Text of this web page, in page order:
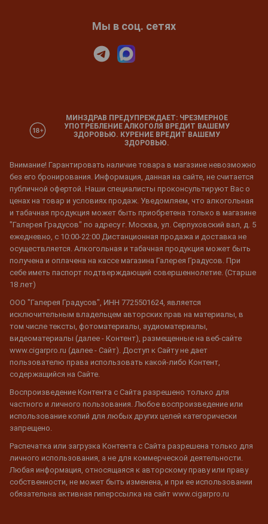
Мы в соц. сетях
МИНЗДРАВ ПРЕДУПРЕЖДАЕТ: ЧРЕЗМЕРНОЕ
УПОТРЕБЛЕНИЕ АЛКОГОЛЯ ВРЕДИТ ВАШЕМУ
ЗДОРОВЬЮ. КУРЕНИЕ ВРЕДИТ ВАШЕМУ
ЗДОРОВЬЮ.
Внимание! Гарантировать наличие товара в магазине невозможно
без его бронирования. Информация, данная на сайте, не считается
публичной офертой. Наши специалисты проконсультируют Вас о
ценах на товар и условиях продаж. Уведомляем, что алкогольная
и табачная продукция может быть приобретена только в магазине
"Галерея Градусов" по адресу г. Москва, ул. Серпуховский вал, д. 5
ежедневно, с 10:00-22:00 Дистанционная продажа и доставка не
осуществляется. Алкогольная и табачная продукция может быть
получена и оплачена на кассе магазина Галерея Градусов. При
себе иметь паспорт подтверждающий совершеннолетие. (Старше
18 лет)
ООО "Галерея Градусов", ИНН 7725501624, является
исключительным владельцем авторских прав на материалы, в
том числе тексты, фотоматериалы, аудиоматериалы,
видеоматериалы (далее - Контент), размещенные на веб-сайте
www.cigarpro.ru (далее - Сайт). Доступ к Сайту не дает
пользователю права использовать какой-либо Контент,
содержащийся на Сайте.
Воспроизведение Контента с Сайта разрешено только для
частного и личного пользования. Любое воспроизведение или
использование копий для любых других целей категорически
запрещено.
Распечатка или загрузка Контента с Сайта разрешена только для
личного использования, а не для коммерческой деятельности.
Любая информация, относящаяся к авторскому праву или праву
собственности, не может быть изменена, и при ее использовании
обязательна активная гиперссылка на сайт www.cigarpro.ru